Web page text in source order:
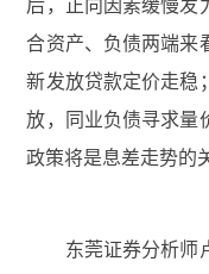
后，正向因素缓慢发
合资产、负债两端来
新发放贷款定价走稳
放，同业负债寻求量
政策将是息差走势的
东莞证券分析师卢